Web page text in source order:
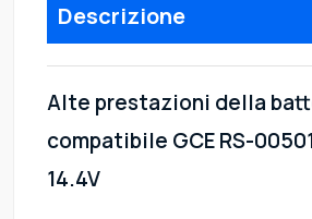
Descrizione
Alte prestazioni della
compatibile GCE RS-
14.4V